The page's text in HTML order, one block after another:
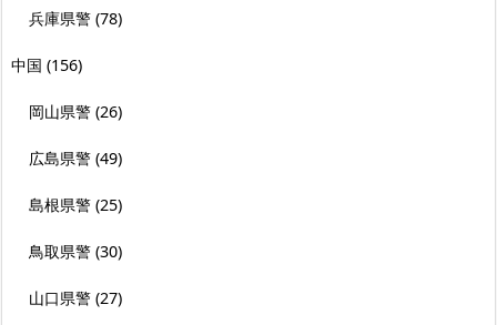
兵庫県警 (78)
中国 (156)
岡山県警 (26)
広島県警 (49)
島根県警 (25)
鳥取県警 (30)
山口県警 (27)